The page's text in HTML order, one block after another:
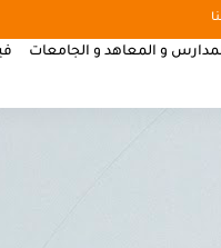
و المعاهد و الجامعات